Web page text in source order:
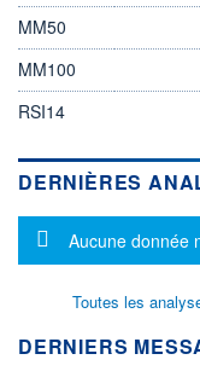
MM50
MM100
RSI14
DERNIÈRES
Message
Aucune donnée
Toutes les
DERNIERS